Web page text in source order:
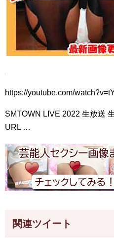
https://youtube.com/
SMTOWN LIVE 2022 生放送
URL …
関連ツイート